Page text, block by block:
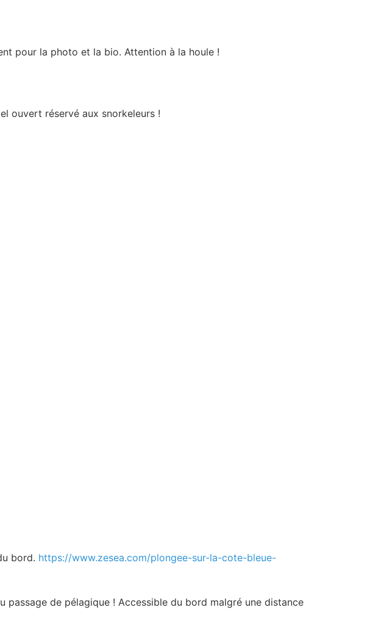
pour la photo et la bio. Attention à la houle !
ouvert réservé aux snorkeleurs !
bord. https://www.zesea.com/plongee-sur-la-cote-bleue-
de pélagique ! Accessible du bord malgré une distance